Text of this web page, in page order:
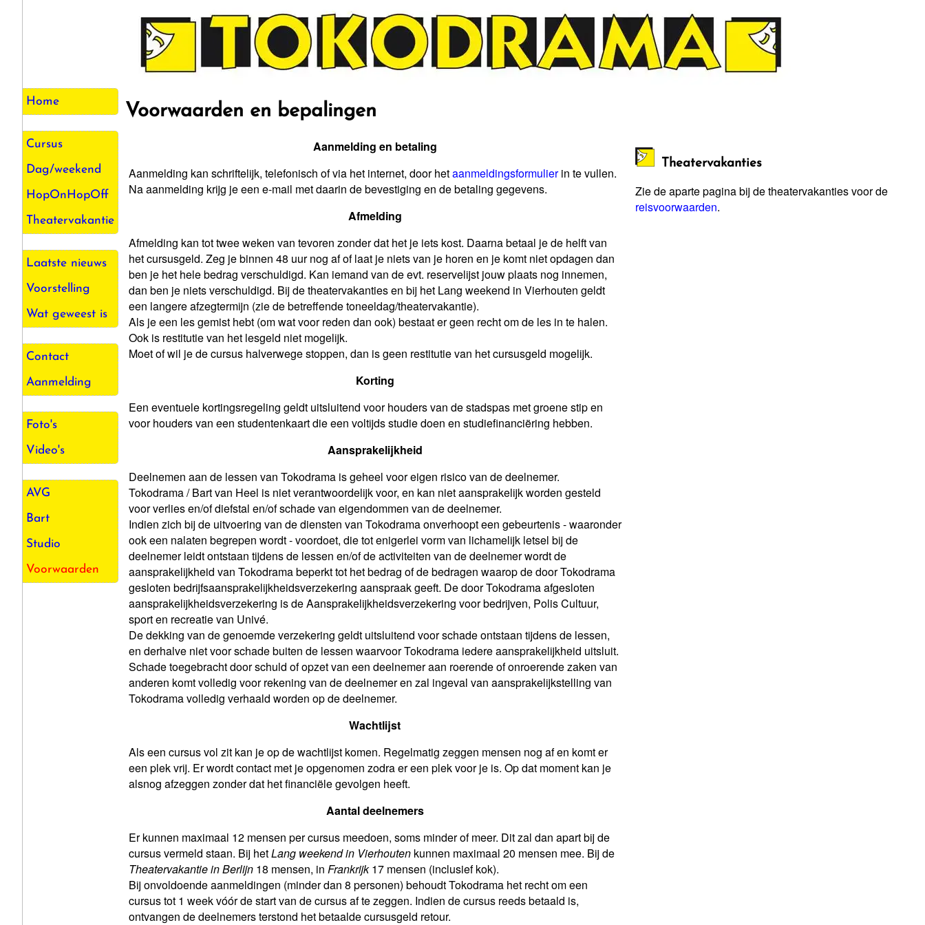
Home
Cursus
Dag/weekend
HopOnHopOff
Theatervakantie
Laatste nieuws
Voorstelling
Wat geweest is
Contact
Aanmelding
Foto's
Video's
AVG
Bart
Studio
Voorwaarden
Voorwaarden en bepalingen
Aanmelding en betaling
Aanmelding kan schriftelijk, telefonisch of via het internet, door hetaanmeldingsformulierin te vullen.
Na aanmelding krijg je een e-mail met daarin de bevestiging en de betaling gegevens.
Afmelding
Afmelding kan tot twee weken van tevoren zonder dat het je iets kost. Daarna betaal je de helft van
het cursusgeld. Zeg je binnen 48 uur nog af of laat je niets van je horen en je komt niet opdagen dan
ben je het hele bedrag verschuldigd. Kan iemand van de evt. reservelijst jouw plaats nog innemen,
dan ben je niets verschuldigd. Bij de theatervakanties en bij het Lang weekend in Vierhouten geldt
een langere afzegtermijn (zie de betreffende toneeldag/theatervakantie).
Als je een les gemist hebt (om wat voor reden dan ook) bestaat er geen recht om de les in te halen.
Ook is restitutie van het lesgeld niet mogelijk.
Moet of wil je de cursus halverwege stoppen, dan is geen restitutie van het cursusgeld mogelijk.
Korting
Een eventuele kortingsregeling geldt uitsluitend voor houders van de stadspas met groene stip en
voor houders van een studentenkaart die een voltijds studie doen en studiefinanciëring hebben.
Aansprakelijkheid
Deelnemen aan de lessen van Tokodrama is geheel voor eigen risico van de deelnemer.
Tokodrama / Bart van Heel is niet verantwoordelijk voor, en kan niet aansprakelijk worden gesteld
voor verlies en/of diefstal en/of schade van eigendommen van de deelnemer.
Indien zich bij de uitvoering van de diensten van Tokodrama onverhoopt een gebeurtenis - waaronder
ook een nalaten begrepen wordt - voordoet, die tot enigerlei vorm van lichamelijk letsel bij de
deelnemer leidt ontstaan tijdens de lessen en/of de activiteiten van de deelnemer wordt de
aansprakelijkheid van Tokodrama beperkt tot het bedrag of de bedragen waarop de door Tokodrama
gesloten bedrijfsaansprakelijkheidsverzekering aanspraak geeft. De door Tokodrama afgesloten
aansprakelijkheidsverzekering is de Aansprakelijkheidsverzekering voor bedrijven, Polis Cultuur,
sport en recreatie van Univé.
De dekking van de genoemde verzekering geldt uitsluitend voor schade ontstaan tijdens de lessen,
en derhalve niet voor schade buiten de lessen waarvoor Tokodrama iedere aansprakelijkheid uitsluit.
Schade toegebracht door schuld of opzet van een deelnemer aan roerende of onroerende zaken van
anderen komt volledig voor rekening van de deelnemer en zal ingeval van aansprakelijkstelling van
Tokodrama volledig verhaald worden op de deelnemer.
Wachtlijst
Als een cursus vol zit kan je op de wachtlijst komen. Regelmatig zeggen mensen nog af en komt er
een plek vrij. Er wordt contact met je opgenomen zodra er een plek voor je is. Op dat moment kan je
alsnog afzeggen zonder dat het financiële gevolgen heeft.
Aantal deelnemers
Er kunnen maximaal 12 mensen per cursus meedoen, soms minder of meer. Dit zal dan apart bij de
cursus vermeld staan. Bij hetLang weekend in Vierhouten kunnen maximaal 20 mensen mee. Bij de
Theatervakantie in Berlijn 18 mensen, in Frankrijk17 mensen (inclusief kok).
Bij onvoldoende aanmeldingen (minder dan 8 personen) behoudt Tokodrama het recht om een
cursus tot 1 week vóór de start van de cursus af te zeggen. Indien de cursus reeds betaald is,
ontvangen de deelnemers terstond het betaalde cursusgeld retour.
Theatervakanties
Zie de aparte pagina bij de theatervakanties voor de
reisvoorwaarden.